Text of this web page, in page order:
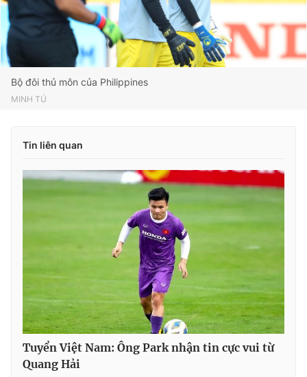
Bộ đôi thủ môn của Philippines
MINH TÚ
Tin liên quan
Tuyển Việt Nam: Ông Park nhận tin cực vui từ
Quang Hải